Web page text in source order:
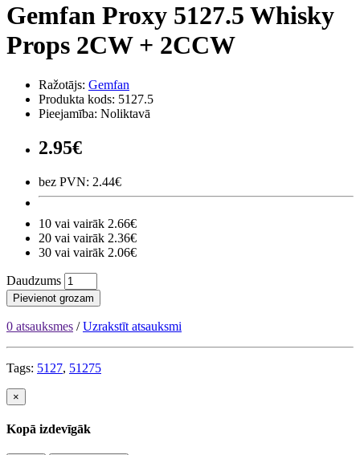
Gemfan Proxy 5127.5 Whisky
Props 2CW + 2CCW
Ražotājs: Gemfan
Produkta kods: 5127.5
Pieejamība: Noliktavā
2.95€
bez PVN: 2.44€
10 vai vairāk 2.66€
20 vai vairāk 2.36€
30 vai vairāk 2.06€
Daudzums
Pievienot grozam
0 atsauksmes /Uzrakstīt atsauksmi
Tags: 5127, 51275
×
Kopā izdevīgāk